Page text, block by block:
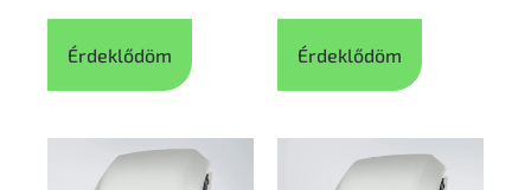
Érdeklődöm Érdeklődöm